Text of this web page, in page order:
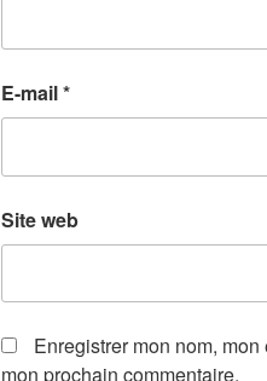
E-mail*
Site web
Enregistrer mon nom,
mon prochain commentaire.